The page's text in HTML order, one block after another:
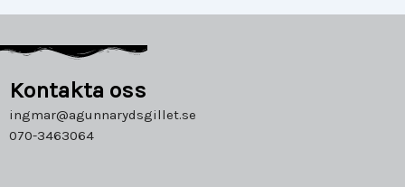
Kontakta oss
ingmar@agunnarydsgillet.se
070-3463064